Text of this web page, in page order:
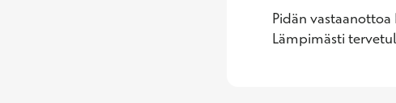
Pidän
Lämpimästi